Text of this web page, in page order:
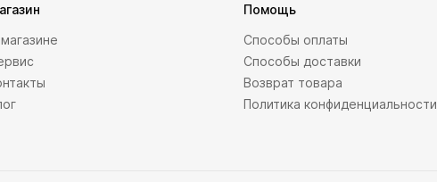
Помощь
Способы оплаты
Способы доставки
Возврат товара
Политика конфиденциальности